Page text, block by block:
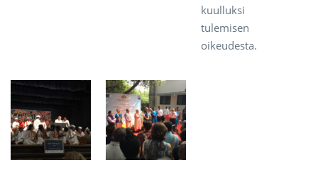
kuulluksi
tulemisen
oikeudesta.